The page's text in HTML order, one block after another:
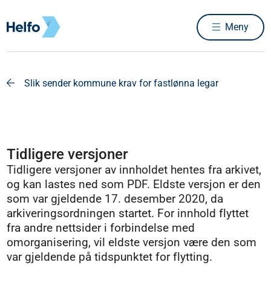
Meny
Slik sender kommune krav for fastlønna legar
Tidligere versjoner
Tidligere versjoner av innholdet hentes fra arkivet,
og kan lastes ned som PDF. Eldste versjon er den
som var gjeldende 17. desember 2020, da
arkiveringsordningen startet. For innhold flyttet
fra andre nettsider i forbindelse med
omorganisering, vil eldste versjon være den som
var gjeldende på tidspunktet for flytting.